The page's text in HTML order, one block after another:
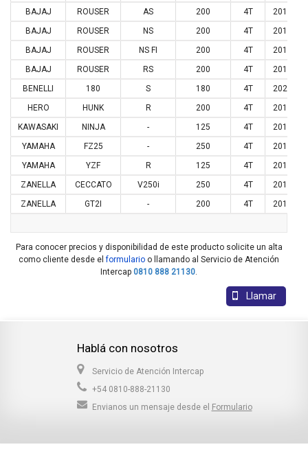
BAJAJ
ROUSER AS 200 4T 2013
BAJAJ
ROUSER NS 200 4T 2012
BAJAJ
ROUSER NS FI 200 4T 2018
BAJAJ
ROUSER RS 200 4T 2015
BENELLI
180 S 180 4T 2020
HERO
HUNK R 200 4T 2019
KAWASAKI
NINJA - 125 4T 2019
YAMAHA
FZ25 - 250 4T 2018
YAMAHA
YZF R 125 4T 2019
ZANELLA
CECCATO V250i 250 4T 2017
ZANELLA
GT2I - 200 4T 2018
Para conocer precios y disponibilidad de este producto solicite un alta
como cliente desde elformulario o llamando al Servicio de Atención
Intercap 0810 888 21130
Llamar
Hablá con nosotros
Servicio de Atención Intercap
+54 0810-888-21130
Envianos un mensaje desde el Formulario